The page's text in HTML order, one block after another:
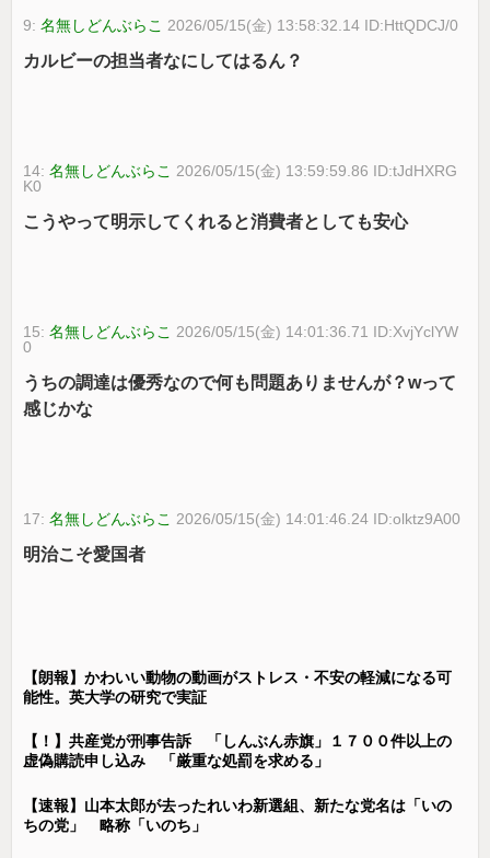
9:名無しどんぶらこ 2026/05/15(金) 13:58:32.14 ID:HttQDCJ/0
カルビーの担当者なにしてはるん？
14:名無しどんぶらこ 2026/05/15(金) 13:59:59.86 ID:tJdHXRG
K0
こうやって明示してくれると消費者としても安心
15:名無しどんぶらこ 2026/05/15(金) 14:01:36.71 ID:XvjYclYW
0
うちの調達は優秀なので何も問題ありませんが？wって
感じかな
17:名無しどんぶらこ 2026/05/15(金) 14:01:46.24 ID:olktz9A00
明治こそ愛国者
【朗報】かわいい動物の動画がストレス・不安の軽減になる可
能性。英大学の研究で実証
【！】共産党が刑事告訴 「しんぶん赤旗」１７００件以上の
虚偽購読申し込み 「厳重な処罰を求める」
【速報】山本太郎が去ったれいわ新選組、新たな党名は「いの
ちの党」 略称「いのち」